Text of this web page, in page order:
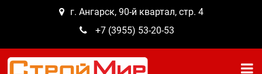
г. Ангарск, 90-й квартал, стр. 4
+7 (3955) 53-20-53